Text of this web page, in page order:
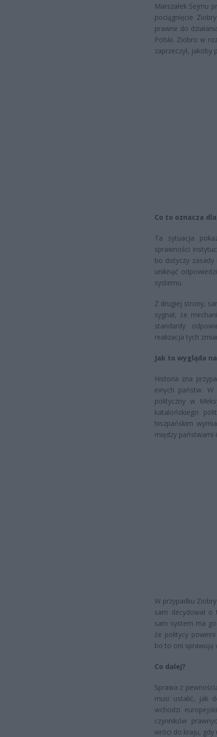
Marszałek Sejmu
pociągnięcie
prawne do
Polski. Ziobro w
zaprzeczył, jakoby
Co to oznacza
Ta sytuacja
sprawności
bo dotyczy zasady
uniknąć
systemu.
Z drugiej strony,
sygnał, że
standardy
realizacja tych
Jak to wygląda
Historia zna
innych państw.
polityczny w
katalońskiego
hiszpańskim
między państwami
W przypadku
sam decydował
sam system ma
że politycy
bo to oni sprawują
Co dalej?
Sprawa z
musi ustalić, jak
wchodzi
czynników
wróci do kraju, gdy